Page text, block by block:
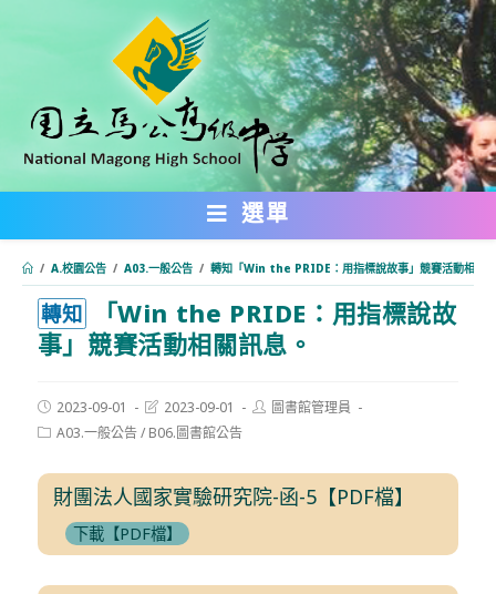
內
選單
/ A.校園公告 / A03.一般公告 / 轉知「Win the PRIDE：用指標說故事」競賽活動相關
轉知
「Win the PRIDE：用指標說故
事」競賽活動相關訊息。
Post
published:
2023-09-01
Post
modified:
2023-09-01
Post圖書館管理員
PostA03.一般公告/ B06.圖書館公告
財團法人國家實驗研究院-函-5【PDF檔】
下載【PDF檔】